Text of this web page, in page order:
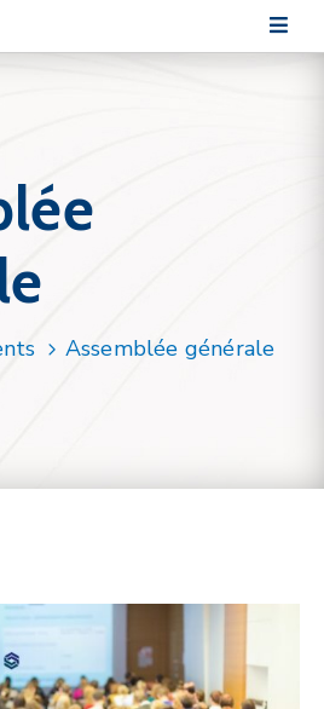
Assemblée générale